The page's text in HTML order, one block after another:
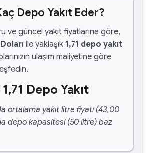
Depo Yakıt Eder?
ve güncel yakıt fiyatlarına göre,
ile yaklaşık 1,71 depo yakıt
ulaşım maliyetine göre
1,71 Depo Yakıt
ortalama yakıt litre fiyatı (43,00
depo kapasitesi (50 litre) baz